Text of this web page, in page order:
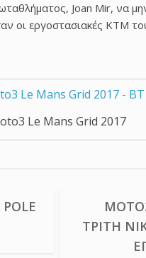
Joan Mir, να
οι εργοστασιακές KTM
Le Mans Grid 2017
ΤΡΊΤΗ